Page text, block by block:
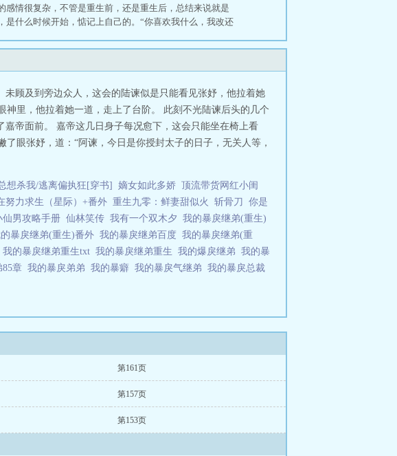
情很复杂，不管是重生前，还是重生后，总结来说就是
什么时候开始，惦记上自己的。“你喜欢我什么，我改还
顾及到旁边众人，这会的陆谏似是只能看见张妤，他拉着她
里，他拉着她一道，走上了台阶。 此刻不光陆谏后头的几个
帝面前。 嘉帝这几日身子每况愈下，这会只能坐在椅上看
眼张妤，道：“阿谏，今日是你授封太子的日子，无关人等，
想杀我/逃离偏执狂[穿书] 嫡女如此多娇 顶流带货网红小闺
努力求生（星际）+番外 重生九零：鲜妻甜似火 斩骨刀
你是
仙男攻略手册 仙林笑传 我有一个双木夕 我的暴戾继弟(重生)
暴戾继弟(重生)番外 我的暴戾继弟百度 我的暴戾继弟(重
我的暴戾继弟重生txt 我的暴戾继弟重生 我的爆戾继弟 我的暴
85章 我的暴戾弟弟 我的暴癖 我的暴戾气继弟 我的暴戾总裁
第161页
第157页
第153页